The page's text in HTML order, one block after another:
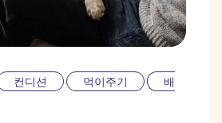
컨디션 먹이주기
배